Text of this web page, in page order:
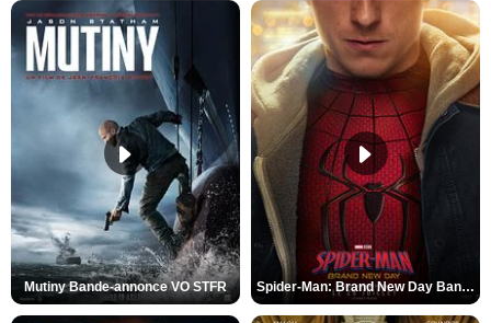
Mutiny Bande-annonce VO STFR Spider-Man: Brand New Day Bande-annonce VO STFR